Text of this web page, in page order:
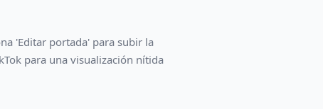
'Editar portada' para subir la
para una visualización nítida